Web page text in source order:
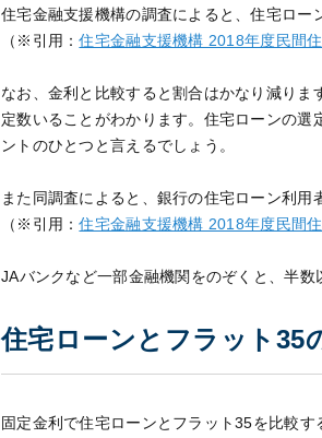
住宅金融支援機構の調査によると、住宅ロ
（※引用：住宅金融支援機構 2018年度民間
なお、金利と比較すると割合はかなり減り
定数いることがわかります。住宅ローンの
ントのひとつと言えるでしょう。
また同調査によると、銀行の住宅ローン利
（※引用：住宅金融支援機構 2018年度民間
JAバンクなど一部金融機関をのぞくと、半
住宅ローンとフラット35
固定金利で住宅ローンとフラット35を比較